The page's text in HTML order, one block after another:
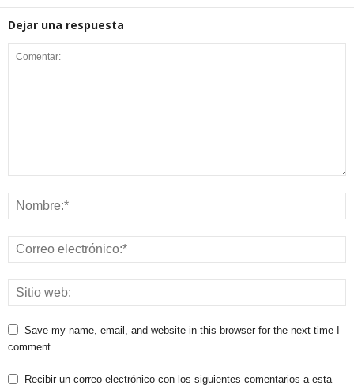
Dejar una respuesta
Save my name, email, and website in this browser for the next time I
comment.
Recibir un correo electrónico con los siguientes comentarios a esta